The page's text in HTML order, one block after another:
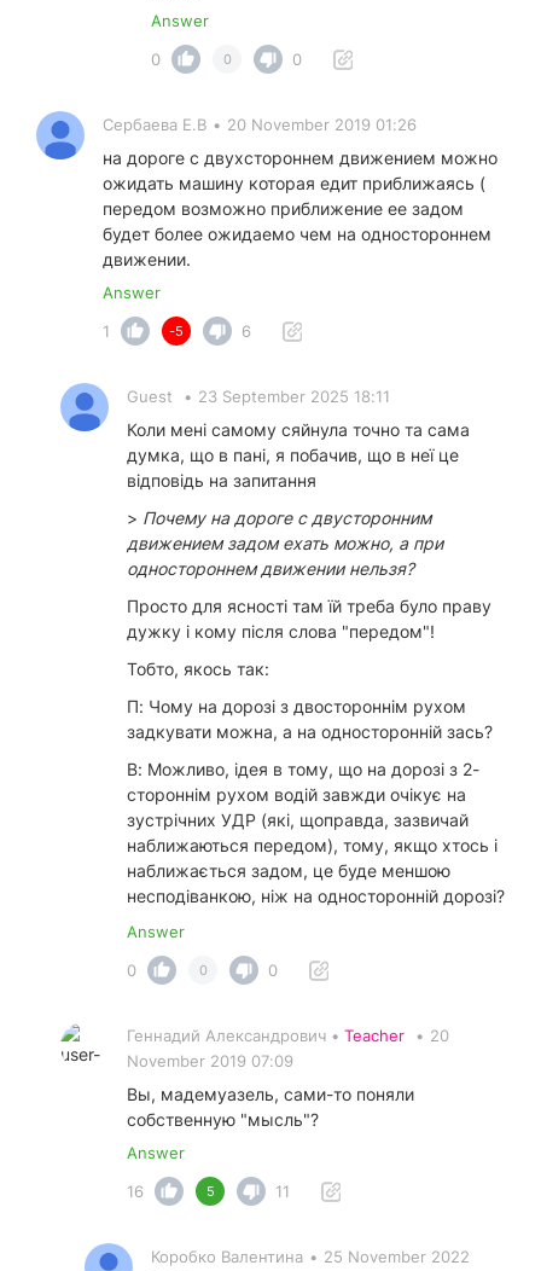
Answer
0
0 0
Сербаева Е.В • 20 November 2019 01:26
на дороге с двухстороннем движением можно
ожидать машину которая едит приближаясь (
передом возможно приближение ее задом
будет более ожидаемо чем на одностороннем
движении.
Answer
1
-5 6
Guest • 23 September 2025 18:11
Коли мені самому сяйнула точно та сама
думка, що в пані, я побачив, що в неї це
відповідь на запитання
> Почему на дороге с двусторонним
движением задом ехать можно, а при
одностороннем движении нельзя?
Просто для ясності там їй треба було праву
дужку і кому після слова "передом"!
Тобто, якось так:
П: Чому на дорозі з двостороннім рухом
задкувати можна, а на односторонній зась?
В: Можливо, ідея в тому, що на дорозі з 2-
стороннім рухом водій завжди очікує на
зустрічних УДР (які, щоправда, зазвичай
наближаються передом), тому, якщо хтось і
наближається задом, це буде меншою
несподіванкою, ніж на односторонній дорозі?
Answer
0
0 0
Геннадий Александрович • Teacher • 20
November 2019 07:09
Вы, мадемуазель, сами-то поняли
собственную "мысль"?
Answer
16
5 11
Коробко Валентина • 25 November 2022